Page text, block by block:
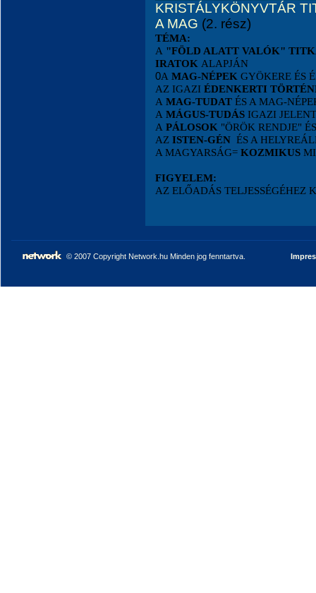
KRISTÁLYKÖNYVTÁR
A MAG (2. rész)
TÉMA:
A "FÖLD ALATT VALÓK"
IRATOK ALAPJÁN
0A MAG-NÉPEK GYÖKERE ÉS
AZ IGAZI ÉDENKERTI
A MAG-TUDAT ÉS A MAG-
A MÁGUS-TUDÁS IGAZI
A PÁLOSOK "ÖRÖK RENDJE"
AZ ISTEN-GÉN ÉS A
A MAGYARSÁG= KOZMIKUS
FIGYELEM:
AZ ELŐADÁS TELJESSÉGÉHEZ
© 2007 Copyright Network.hu Minden jog fenntartva.